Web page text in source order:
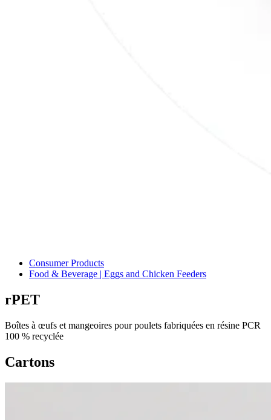
Consumer Products
Food & Beverage | Eggs and Chicken Feeders
rPET
Boîtes à œufs et mangeoires pour poulets fabriquées en résine PCR
100 % recyclée
Cartons